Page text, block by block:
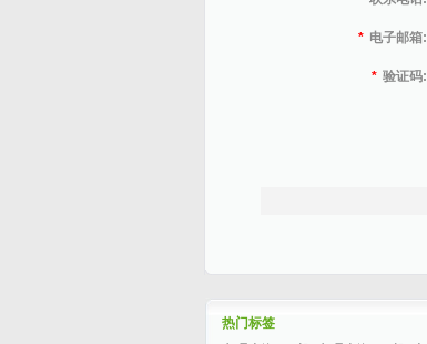
* 电子邮箱:
* 验证码:
热门标签